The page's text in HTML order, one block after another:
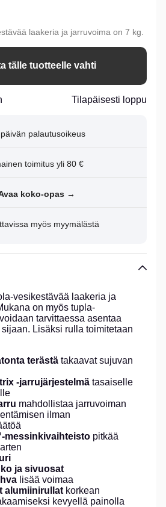
laakeria ja jarruvoima on 7 kg.
tälle tuotteelle vahti
Tilapäisesti loppu
palautusoikeus
toimitus yli 80 €
koko-opas →
myös myymälästä
vesikestävää laakeria ja
on myös tupla-
tarvittaessa asentaa
Lisäksi rulla toimitetaan
terästä takaavat sujuvan
-jarrujärjestelmä tasaiselle
mahdollistaa jarruvoiman
ilman
messinkivaihteisto pitkää
ja sivuosat
lisää voimaa
alumiinirullat korkean
kevyellä painolla